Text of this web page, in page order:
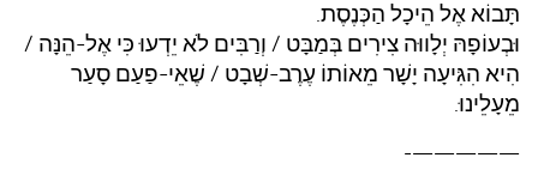
תָּבוֹא אֶל הֵיכָל הַכְּנֶסֶת.
וּבְעוֹפָהּ יְלָווּה צִירִים בְּמַבָּט / וְרַבִּים לֹא יֵדְעוּ כִּי אֶל-הֵנָּה /
הִיא הִגִּיעָה יָשָׁר מֵאוֹתוֹ עֶרֶב-שְׁבָט / שֶׁאֵי-פַעַם סָעַר
מֵעָלֵינוּ.
—————-